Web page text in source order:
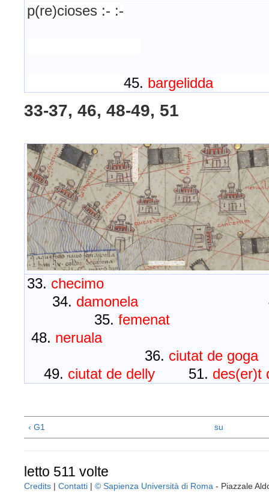
p(re)cioses :- :-
45. bargelidda
33-37, 46, 48-49, 51
33. checimo
34. damonela
35.
48. neruala
36. ciutat de
49. ciutat de delly 51. des(er)t
‹ G1 su
letto 511 volte
Credits | Contatti | © Sapienza Università di Roma - Piazzale